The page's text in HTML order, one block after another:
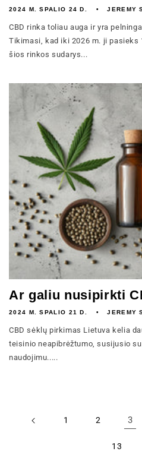
2024 M. SPALIO 24 D. JEREMY
CBD rinka toliau auga ir yra
Tikimasi, kad iki 2026 m. ji pasieks
šios rinkos sudarys...
Ar galiu nusipirkti
2024 M. SPALIO 21 D. JEREMY
CBD sėklų pirkimas Lietuva kelia
teisinio neapibrėžtumo, susijusio
naudojimu.....
1 2 3
13